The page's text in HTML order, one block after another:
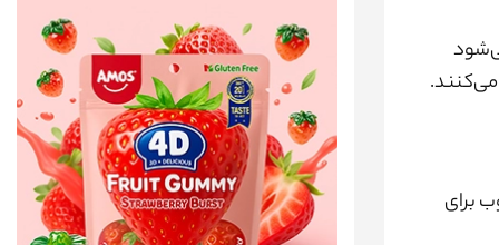
می‌کنند.
محبوب برای